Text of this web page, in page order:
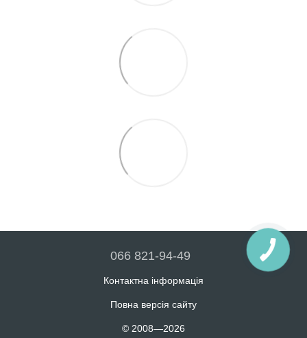
066 821-94-49
Контактна інформація
Повна версія сайту
© 2008—2026